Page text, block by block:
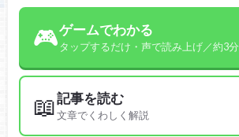
🎮ゲームでわかる
タップするだけ・声で読み上げ／約3分
📖記事を読む
文章でくわしく解説